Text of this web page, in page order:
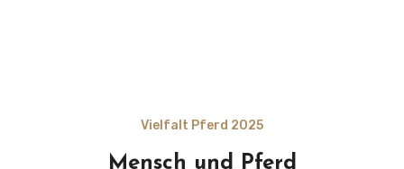
Vielfalt Pferd 2025
Mensch und Pferd